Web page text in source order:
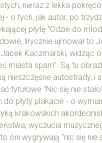
nieraz z lekka
- o tych, jak autor, po
płytę "Odzie do
lirycznie ujmował
Kaczmarski, widząc
miasta spam". Są tu
nieszczęsne autostrady,
"Nic się nie
płyty plakacie - o
krakowskich
wyczucia
oni wygrywają "nic się